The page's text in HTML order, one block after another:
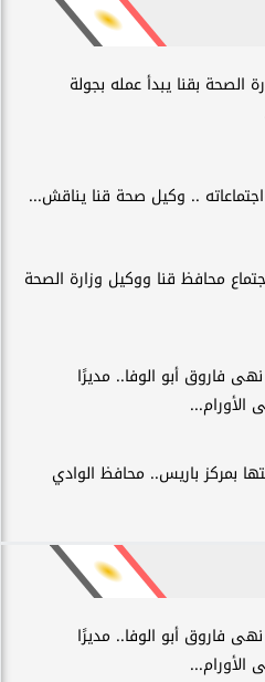
الصحة بقنا يبدأ عمله بجولة
.. وكيل صحة قنا يناقش...
محافظ قنا ووكيل وزارة الصحة
فاروق أبو الوفا.. مديرًا
بمركز باريس.. محافظ الوادي
فاروق أبو الوفا.. مديرًا